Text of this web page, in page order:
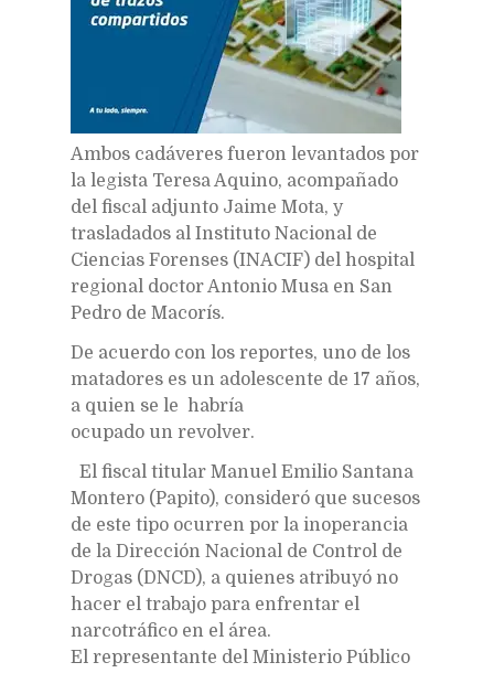
Ambos cadáveres fueron levantados por
la legista Teresa Aquino, acompañado
del fiscal adjunto Jaime Mota, y
trasladados al Instituto Nacional de
Ciencias Forenses (INACIF) del hospital
regional doctor Antonio Musa en San
Pedro de Macorís.
De acuerdo con los reportes, uno de los
matadores es un adolescente de 17 años,
a quien se le habría
ocupado un revolver.
El fiscal titular Manuel Emilio Santana
Montero (Papito), consideró que sucesos
de este tipo ocurren por la inoperancia
de la Dirección Nacional de Control de
Drogas (DNCD), a quienes atribuyó no
hacer el trabajo para enfrentar el
narcotráfico en el área.
El representante del Ministerio Público